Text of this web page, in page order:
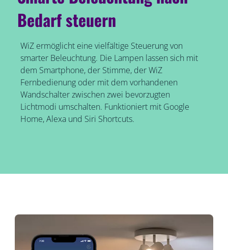
Bedarf steuern
WiZ ermöglicht eine vielfältige Steuerung von
smarter Beleuchtung. Die Lampen lassen sich mit
dem Smartphone, der Stimme, der WiZ
Fernbedienung oder mit dem vorhandenen
Wandschalter zwischen zwei bevorzugten
Lichtmodi umschalten. Funktioniert mit Google
Home, Alexa und Siri Shortcuts.